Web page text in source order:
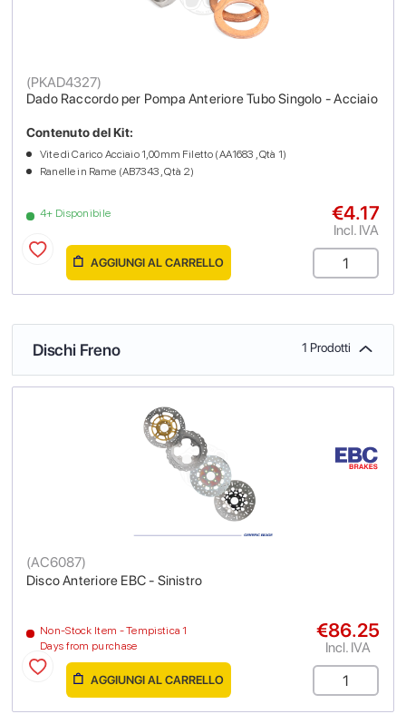
Dado Raccordo per Pompa Anteriore Tubo Singolo - Acciaio
(PKAD4327)
4+ Disponibile
Contenuto del Kit:
Vite di Carico Acciaio 1,00mm Filetto (AA1683 , Qtà 1)
Ranelle in Rame (AB7343 , Qtà 2)
€4.17
Incl. IVA
AGGIUNGI AL CARRELLO
Dischi Freno 1 Prodotti
Disco Anteriore EBC - Sinistro
(AC6087)
Non-Stock Item - Tempistica 1
Days from purchase
€86.25
Incl. IVA
AGGIUNGI AL CARRELLO